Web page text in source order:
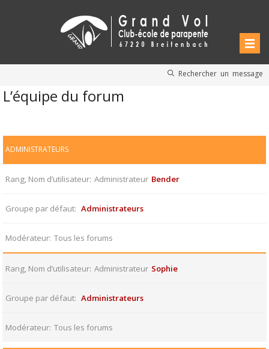
Rechercher un message
L’équipe du forum
ADMINISTRATEURS
Rang, Nom d’utilisateur Administrateur Bender
Groupe par défaut Administrateurs
Modérateur Tous les forums
Rang, Nom d’utilisateur Administrateur Sophie
Groupe par défaut Administrateurs
Modérateur Tous les forums